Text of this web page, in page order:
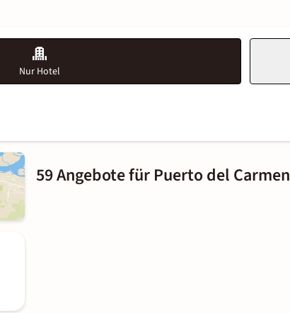
Nur Hotel
59 Angebote für Puerto del Carmen